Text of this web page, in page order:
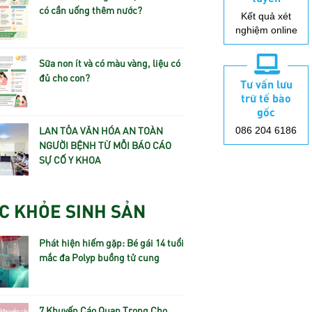
có cần uống thêm nước?
Sữa non ít và có màu vàng, liệu có
đủ cho con?
LAN TỎA VĂN HÓA AN TOÀN
NGƯỜI BỆNH TỪ MỖI BÁO CÁO
SỰ CỐ Y KHOA
KHỎE SINH SẢN
Phát hiện hiếm gặp: Bé gái 14 tuổi
mắc đa Polyp buồng tử cung
Kết quả xét
nghiệm online
Tư vấn lưu
trữ tế bào
gốc
086 204 6186